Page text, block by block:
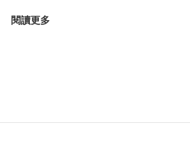
閱讀更多